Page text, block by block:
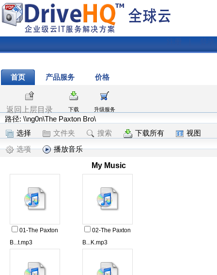
登录
首页 产品服务 价格
返回上层目录 下载 升级服务
路径: \\ng0n\The Paxton Bro\
选择
文件夹 搜索 下载所有
视图
选项
播放音乐
My Music
01-The Paxton
B...t.mp3
02-The Paxton
B...K.mp3